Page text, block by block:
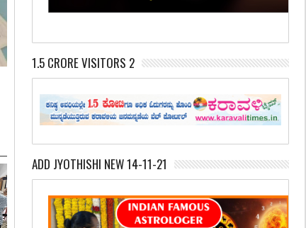
1.5 CRORE VISITORS 2
ADD JYOTHISHI NEW 14-11-21